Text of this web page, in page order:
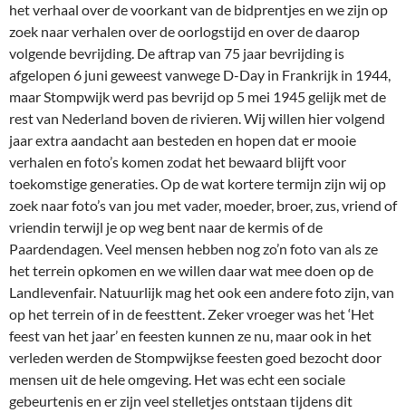
het verhaal over de voorkant van de bidprentjes en we zijn op
zoek naar verhalen over de oorlogstijd en over de daarop
volgende bevrijding. De aftrap van 75 jaar bevrijding is
afgelopen 6 juni geweest vanwege D-Day in Frankrijk in 1944,
maar Stompwijk werd pas bevrijd op 5 mei 1945 gelijk met de
rest van Nederland boven de rivieren. Wij willen hier volgend
jaar extra aandacht aan besteden en hopen dat er mooie
verhalen en foto’s komen zodat het bewaard blijft voor
toekomstige generaties. Op de wat kortere termijn zijn wij op
zoek naar foto’s van jou met vader, moeder, broer, zus, vriend of
vriendin terwijl je op weg bent naar de kermis of de
Paardendagen. Veel mensen hebben nog zo’n foto van als ze
het terrein opkomen en we willen daar wat mee doen op de
Landlevenfair. Natuurlijk mag het ook een andere foto zijn, van
op het terrein of in de feesttent. Zeker vroeger was het ‘Het
feest van het jaar’ en feesten kunnen ze nu, maar ook in het
verleden werden de Stompwijkse feesten goed bezocht door
mensen uit de hele omgeving. Het was echt een sociale
gebeurtenis en er zijn veel stelletjes ontstaan tijdens dit